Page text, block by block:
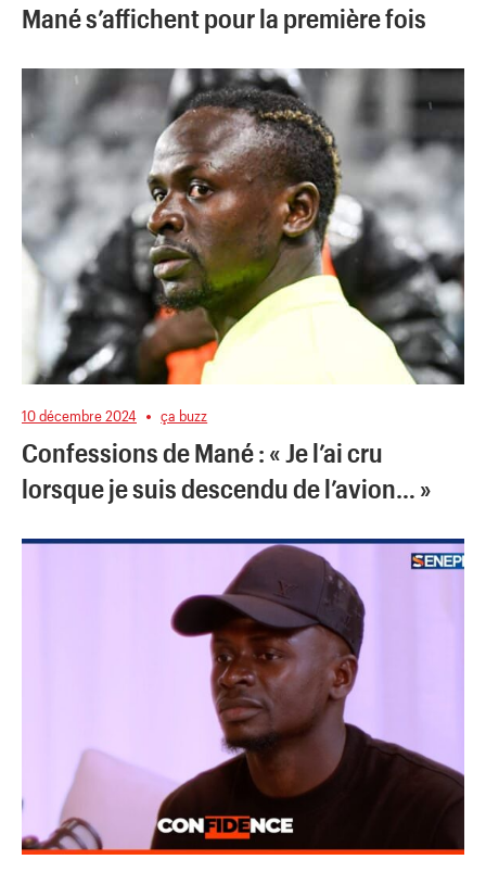
Mané s’affichent pour la première fois
10 décembre 2024 ça buzz
Confessions de Mané : « Je l’ai cru
lorsque je suis descendu de l’avion… »